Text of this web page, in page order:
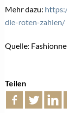
Mehr dazu:
die-roten-zahlen/
Quelle:
Teilen